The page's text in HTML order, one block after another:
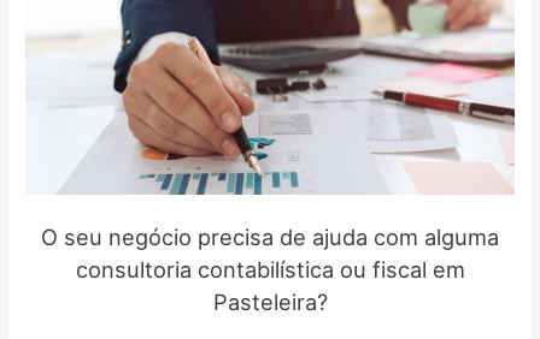
O seu negócio precisa de ajuda com alguma
consultoria contabilística ou fiscal em
Pasteleira?